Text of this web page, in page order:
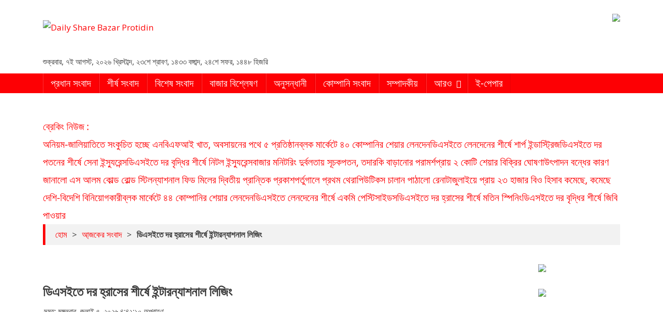
শুক্রবার, ৭ই আগস্ট, ২০২৬ খ্রিস্টাব্দ, ২৩শে শ্রাবণ, ১৪৩৩ বঙ্গাব্দ, ২৪শে সফর, ১৪৪৮ হিজরি
প্রধান সংবাদ শীর্ষ সংবাদ বিশেষ সংবাদ বাজার বিশ্লেষণ অনুসন্ধানী কোম্পানি সংবাদ সম্পাদকীয় আরও ই-পেপার
ব্রেকিং নিউজ :
অনিয়ম-জালিয়াতিতে সংকুচিত হচ্ছে এনবিএফআই খাত, অবসায়নের পথে ৫ প্রতিষ্ঠানব্লক মার্কেটে ৪০ কোম্পানির শেয়ার লেনদেনডিএসইতে লেনদেনের শীর্ষে শার্প ইন্ডাস্ট্রিজডিএসইতে দর
পতনের শীর্ষে সেনা ইন্স্যুরেন্সডিএসইতে দর বৃদ্ধির শীর্ষে নিটল ইন্স্যুরেন্সবাজার মনিটরিং দুর্বলতায় সূচকপতন, তদারকি বাড়ানোর পরামর্শপ্রায় ২ কোটি শেয়ার বিক্রির ঘোষণাউৎপাদন বন্ধের কারণ
জানালো এস আলম কোল্ড রোল্ড স্টিলন্যাশনাল ফিড মিলের দ্বিতীয় প্রান্তিক প্রকাশপর্তুগালে প্রথম থেরাপিউটিকস চালান পাঠালো রেনাটাজুলাইয়ে প্রায় ২৩ হাজার বিও হিসাব কমেছে, কমেছে
দেশি-বিদেশি বিনিয়োগকারীব্লক মার্কেটে ৪৪ কোম্পানির শেয়ার লেনদেনডিএসইতে লেনদেনের শীর্ষে একমি পেস্টিসাইডসডিএসইতে দর হ্রাসের শীর্ষে মতিন স্পিনিংডিএসইতে দর বৃদ্ধির শীর্ষে জিবি
পাওয়ার
হোম > আ্জকের সংবাদ > ডিএসইতে দর হ্রাসের শীর্ষে ইন্টারন্যাশনাল লিজিং
ডিএসইতে দর হ্রাসের শীর্ষে ইন্টারন্যাশনাল লিজিং